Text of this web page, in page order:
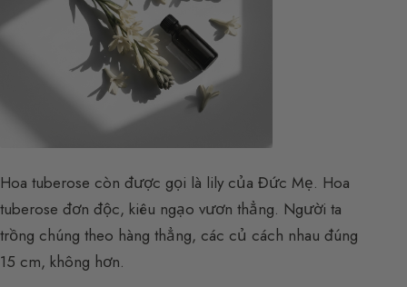
Hoa tuberose còn được gọi là lily của Đức Mẹ. Hoa
tuberose đơn độc, kiêu ngạo vươn thẳng. Người ta
trồng chúng theo hàng thẳng, các củ cách nhau đúng
15 cm, không hơn.